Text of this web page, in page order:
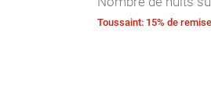
Toussaint: 15% de